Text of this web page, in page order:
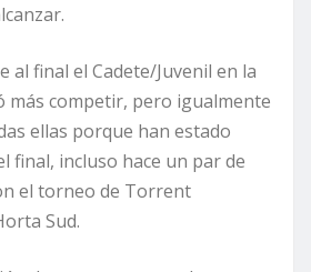
al final el Cadete/Juvenil en la
más competir, pero igualmente
ellas porque han estado
final, incluso hace un par de
el torneo de Torrent
Sud.